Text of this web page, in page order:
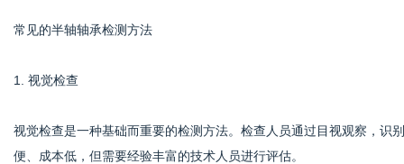
常见的半轴轴承检测方法
1. 视觉检查
视觉检查是一种基础而重要的检测方法。检查人员通过目视观察，识
便、成本低，但需要经验丰富的技术人员进行评估。